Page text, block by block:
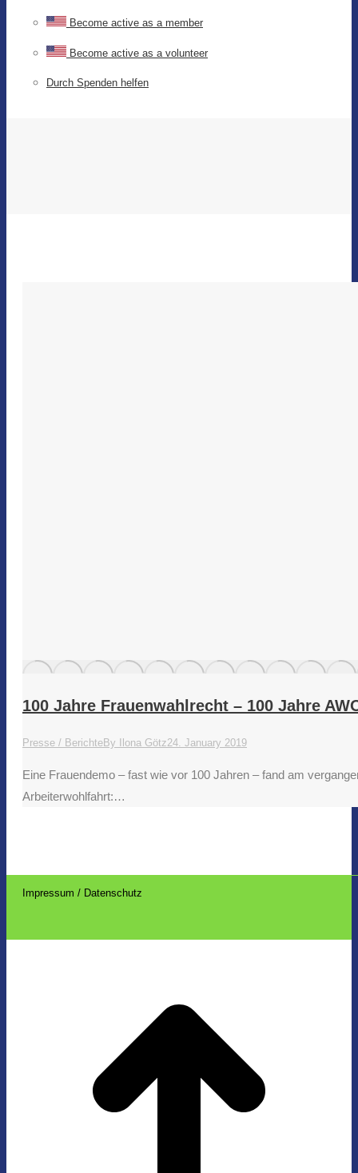
Become active as a member
Become active as a volunteer
Durch Spenden helfen
100 Jahre Frauenwahlrecht – 100 Jahre
Presse / BerichteBy Ilona Götz24. January 2019
Eine Frauendemo – fast wie vor 100 Jahren – fand am
Arbeiterwohlfahrt:…
Impressum / Datenschutz